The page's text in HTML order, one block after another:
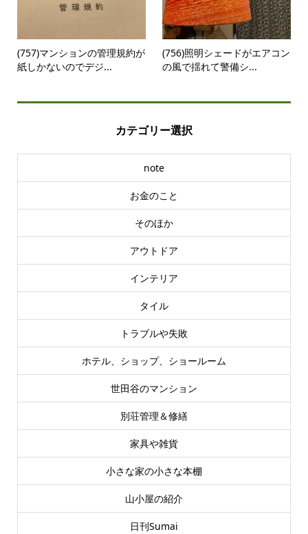
(757)マンションの管理規約が
紙しかないのでデジ...
(756)照明シェードがエアコン
の風で揺れて警備シ...
カテゴリー選択
note
お金のこと
そのほか
アウトドア
インテリア
タイル
トラブルや失敗
ホテル、ショップ、ショールーム
世田谷のマンション
別荘管理＆修繕
家具や雑貨
小さな家の小さな本棚
山小屋の紹介
日刊Sumai